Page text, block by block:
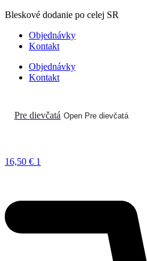
Preskočiť
obsah
Bleskové dodanie po celej SR
Objednávky
Kontakt
Objednávky
Kontakt
Pre dievčatá Open Pre dievčatá
16,50 € 1